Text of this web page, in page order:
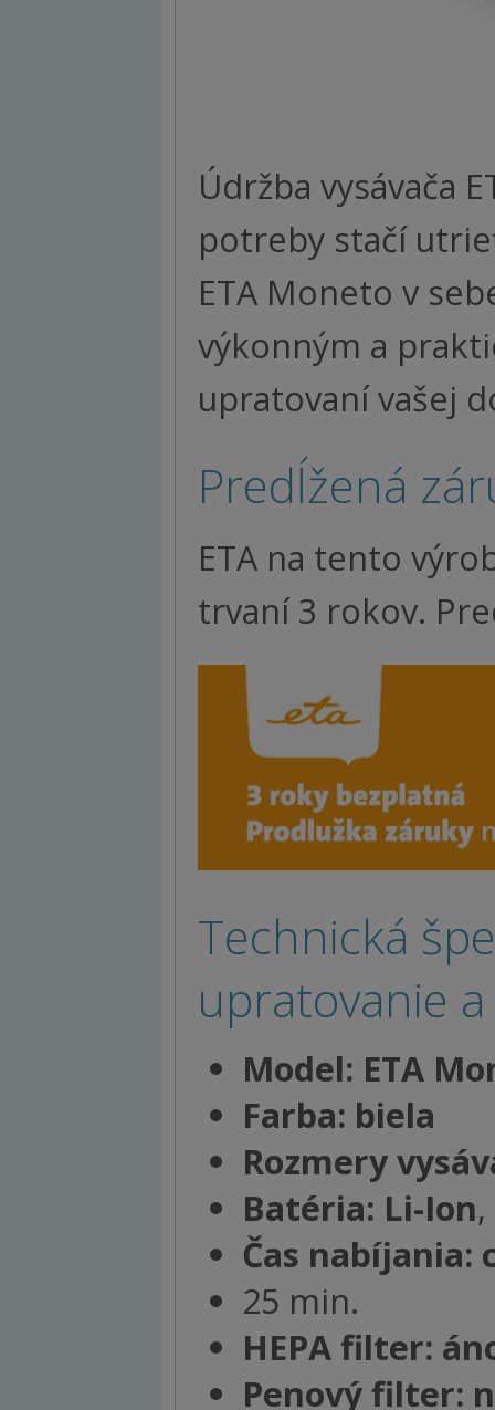
Údržba vysávača
potreby stačí
ETA Moneto v
výkonným a
upratovaní vašej
Predĺžená
ETA na tento
trvaní 3 rokov.
Technická
upratovanie
Model: ETA
Farba: biela
Rozmery
Batéria: Li-Ion
Čas nabíjania:
25 min.
HEPA filter:
Penový filter: